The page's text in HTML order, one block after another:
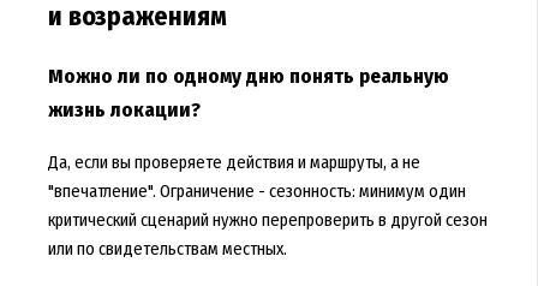
и возражениям
Можно ли по одному дню понять реальную
жизнь локации?
Да, если вы проверяете действия и маршруты, а не
"впечатление". Ограничение - сезонность: минимум один
критический сценарий нужно перепроверить в другой сезон
или по свидетельствам местных.